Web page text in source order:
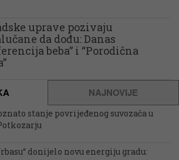
uprave pozivaju
da dođu: Danas
beba” i “Porodična
NAJNOVIJE
stanje povrijeđenog suvozača u
donijelo novu energiju gradu: